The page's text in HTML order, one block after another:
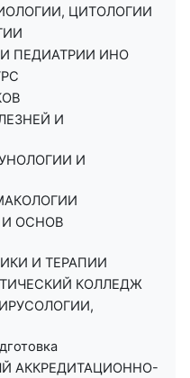
ЦИТОЛОГИИ
ПЕДИАТРИИ ИНО
И
И
И ОСНОВ
И ТЕРАПИИ
КОЛЛЕДЖ
АККРЕДИТАЦИОННО-